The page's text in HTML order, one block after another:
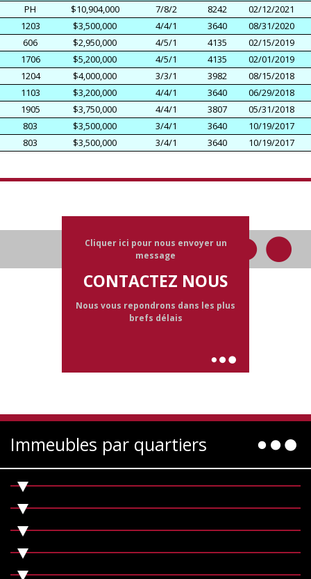
PH
$10,904,000 7/8/2 8242
02/12/2021
1203
$3,500,000 4/4/1 3640
08/31/2020
606
$2,950,000 4/5/1 4135
02/15/2019
1706
$5,200,000 4/5/1 4135
02/01/2019
1204
$4,000,000 3/3/1 3982
08/15/2018
1103
$3,200,000 4/4/1 3640
06/29/2018
1905
$3,750,000 4/4/1 3807
05/31/2018
803
$3,500,000 3/4/1 3640
10/19/2017
803
$3,500,000 3/4/1 3640 10/19/2017
Cliquer ici pour nous envoyer un
message
CONTACTEZ NOUS
Nous vous repondrons dans les plus
brefs délais
Immeubles par quartiers